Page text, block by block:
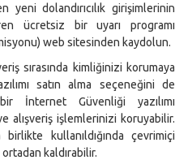
yeni dolandırıcılık girişimlerinin
ücretsiz bir uyarı programı
web sitesinden kaydolun.
sırasında kimliğinizi korumaya
satın alma seçeneğini de
İnternet Güvenliği yazılımı
alışveriş işlemlerinizi koruyabilir.
kullanıldığında çevrimiçi
kaldırabilir.